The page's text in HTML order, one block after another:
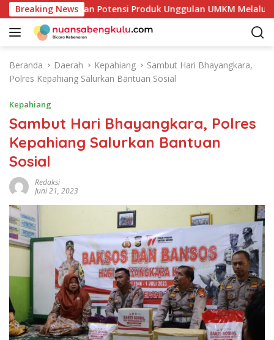
a
Breaking News
Mulai Petakan Potensi Produk Unggulan UMKM Melalui
Beranda Daerah Kepahiang
Sambut Hari Bhayangkara,
Polres Kepahiang Salurkan Bantuan Sosial
Kepahiang
Sambut Hari Bhayangkara, Polres
Kepahiang Salurkan Bantuan
Sosial
Redaksi
Juni 21, 2023